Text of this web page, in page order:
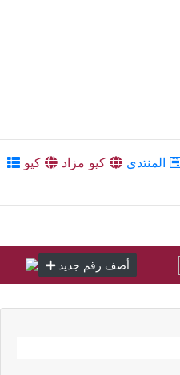
المنتدى كيو مزاد
كيو
أضف رقم جديد